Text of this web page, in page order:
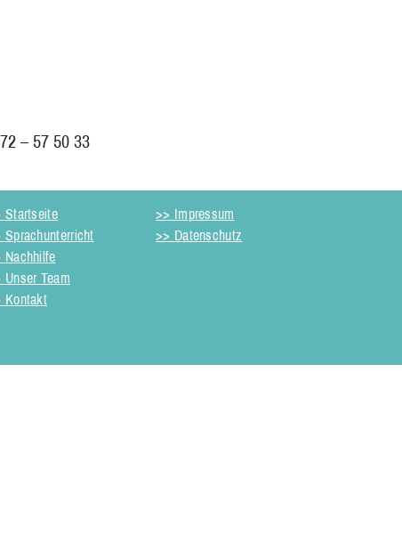
– 57 50 33
Startseite
Sprachunterricht
Nachhilfe
Unser Team
Kontakt
>> Impressum
>> Datenschutz